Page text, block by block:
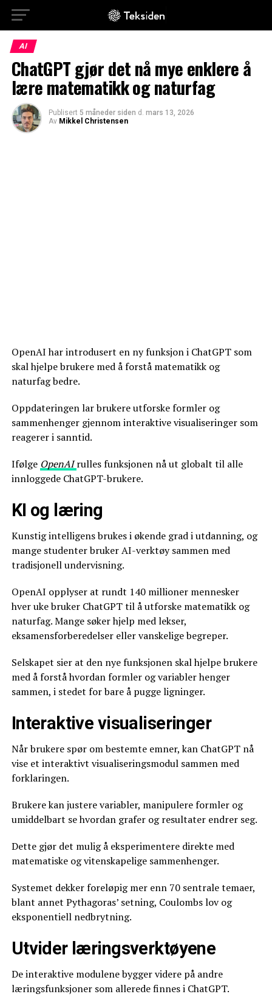
AI
ChatGPT gjør det nå mye enklere å
lære matematikk og naturfag
Publisert 5 måneder siden d. mars 13, 2026
Av Mikkel Christensen
OpenAI har introdusert en ny funksjon i ChatGPT som
skal hjelpe brukere med å forstå matematikk og
naturfag bedre.
Oppdateringen lar brukere utforske formler og
sammenhenger gjennom interaktive visualiseringer som
reagerer i sanntid.
Ifølge OpenAIrulles funksjonen nå ut globalt til alle
innloggede ChatGPT-brukere.
KI og læring
Kunstig intelligens brukes i økende grad i utdanning, og
mange studenter bruker AI-verktøy sammen med
tradisjonell undervisning.
OpenAI opplyser at rundt 140 millioner mennesker
hver uke bruker ChatGPT til å utforske matematikk og
naturfag. Mange søker hjelp med lekser,
eksamensforberedelser eller vanskelige begreper.
Selskapet sier at den nye funksjonen skal hjelpe brukere
med å forstå hvordan formler og variabler henger
sammen, i stedet for bare å pugge ligninger.
Interaktive visualiseringer
Når brukere spør om bestemte emner, kan ChatGPT nå
vise et interaktivt visualiseringsmodul sammen med
forklaringen.
Brukere kan justere variabler, manipulere formler og
umiddelbart se hvordan grafer og resultater endrer seg.
Dette gjør det mulig å eksperimentere direkte med
matematiske og vitenskapelige sammenhenger.
Systemet dekker foreløpig mer enn 70 sentrale temaer,
blant annet Pythagoras’ setning, Coulombs lov og
eksponentiell nedbrytning.
Utvider læringsverktøyene
De interaktive modulene bygger videre på andre
læringsfunksjoner som allerede finnes i ChatGPT.